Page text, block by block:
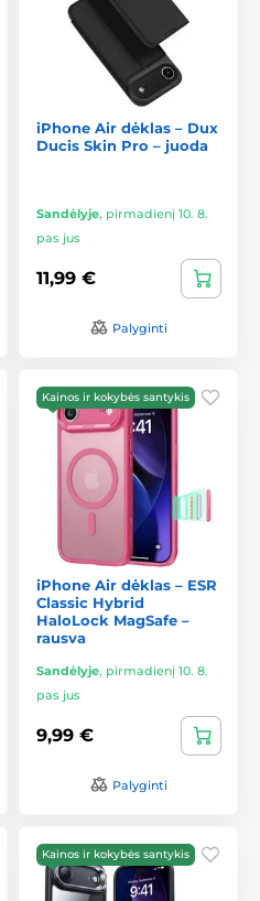
iPhone Air dėklas – Dux
Ducis Skin Pro – juoda
Sandėlyje, pirmadienį 10. 8.
pas jus
11,99 €
Palyginti
Kainos ir kokybės santykis
iPhone Air dėklas – ESR
Classic Hybrid
HaloLock MagSafe –
rausva
Sandėlyje, pirmadienį 10. 8.
pas jus
9,99 €
Palyginti
Kainos ir kokybės santykis